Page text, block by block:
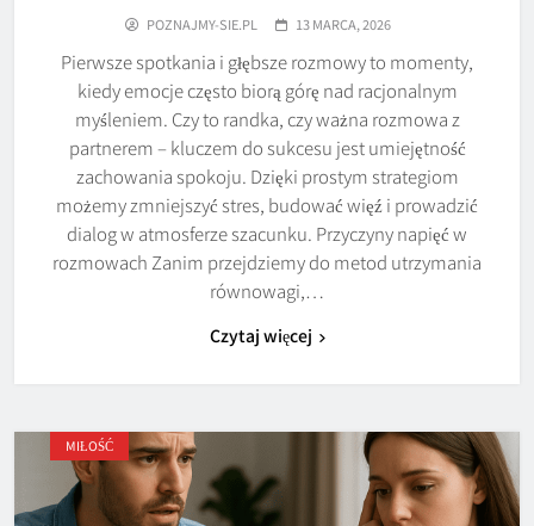
POZNAJMY-SIE.PL 13 MARCA, 2026
Pierwsze spotkania i głębsze rozmowy to momenty,
kiedy emocje często biorą górę nad racjonalnym
myśleniem. Czy to randka, czy ważna rozmowa z
partnerem – kluczem do sukcesu jest umiejętność
zachowania spokoju. Dzięki prostym strategiom
możemy zmniejszyć stres, budować więź i prowadzić
dialog w atmosferze szacunku. Przyczyny napięć w
rozmowach Zanim przejdziemy do metod utrzymania
równowagi,…
Czytaj więcej
MIŁOŚĆ